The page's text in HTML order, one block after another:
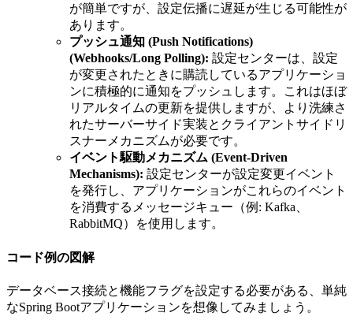
が簡単ですが、設定伝播に遅延が生じる可能性が
あります。
プッシュ通知 (Push Notifications)
(Webhooks/Long Polling): 設定センターは、設定
が変更されたときに購読しているアプリケーショ
ンに積極的に通知をプッシュします。これはほぼ
リアルタイムの更新を提供しますが、より洗練さ
れたサーバーサイド実装とクライアントサイドリ
スナーメカニズムが必要です。
イベント駆動メカニズム (Event-Driven
Mechanisms): 設定センターが設定変更イベント
を発行し、アプリケーションがこれらのイベント
を消費するメッセージキュー（例: Kafka、
RabbitMQ）を使用します。
コード例の図解
データベース接続と機能フラグを設定する必要がある、単純
なSpring Bootアプリケーションを想像してみましょう。